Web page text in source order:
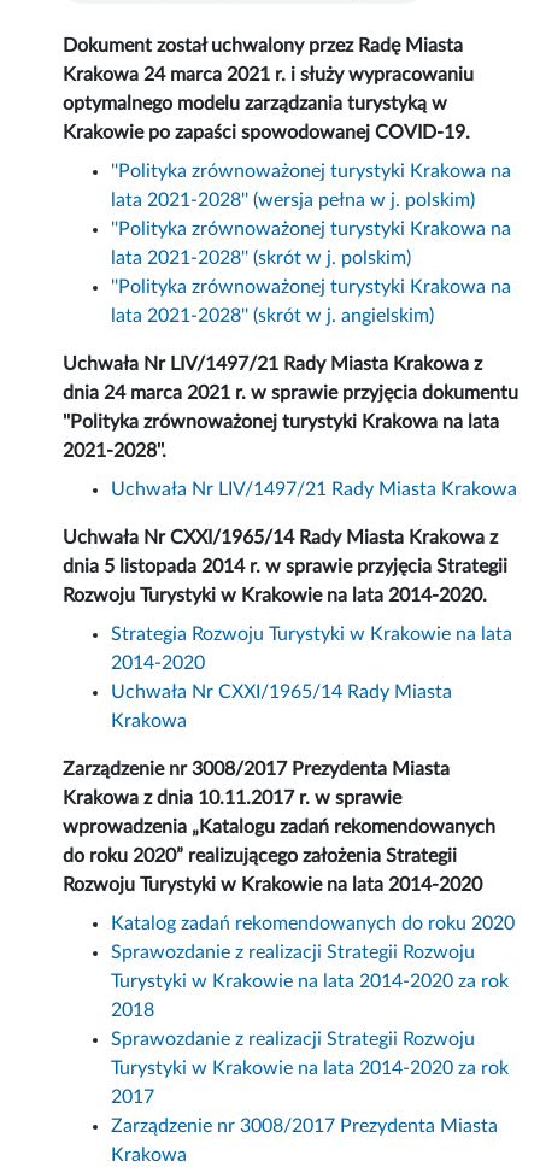
Dokument został uchwalony przez Radę Miasta
Krakowa 24 marca 2021 r. i służy wypracowaniu
optymalnego modelu zarządzania turystyką w
Krakowie po zapaści spowodowanej COVID-19.
''Polityka zrównoważonej turystyki Krakowa na
lata 2021-2028'' (wersja pełna w j. polskim)
''Polityka zrównoważonej turystyki Krakowa na
lata 2021-2028'' (skrót w j. polskim)
''Polityka zrównoważonej turystyki Krakowa na
lata 2021-2028'' (skrót w j. angielskim)
Uchwała Nr LIV/1497/21 Rady Miasta Krakowa z
dnia 24 marca 2021 r. w sprawie przyjęcia dokumentu
''Polityka zrównoważonej turystyki Krakowa na lata
2021-2028''.
Uchwała Nr LIV/1497/21 Rady Miasta Krakowa
Uchwała Nr CXXI/1965/14 Rady Miasta Krakowa z
dnia 5 listopada 2014 r. w sprawie przyjęcia Strategii
Rozwoju Turystyki w Krakowie na lata 2014-2020.
Strategia Rozwoju Turystyki w Krakowie na lata
2014-2020
Uchwała Nr CXXI/1965/14 Rady Miasta
Krakowa
Zarządzenie nr 3008/2017 Prezydenta Miasta
Krakowa z dnia 10.11.2017 r. w sprawie
wprowadzenia „Katalogu zadań rekomendowanych
do roku 2020” realizującego założenia Strategii
Rozwoju Turystyki w Krakowie na lata 2014-2020
Katalog zadań rekomendowanych do roku 2020
Sprawozdanie z realizacji Strategii Rozwoju
Turystyki w Krakowie na lata 2014-2020 za rok
2018
Sprawozdanie z realizacji Strategii Rozwoju
Turystyki w Krakowie na lata 2014-2020 za rok
2017
Zarządzenie nr 3008/2017 Prezydenta Miasta
Krakowa